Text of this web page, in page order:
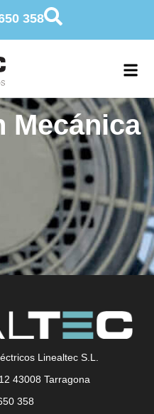
358
Mecánica
Linealtec S.L.
43008 Tarragona
358